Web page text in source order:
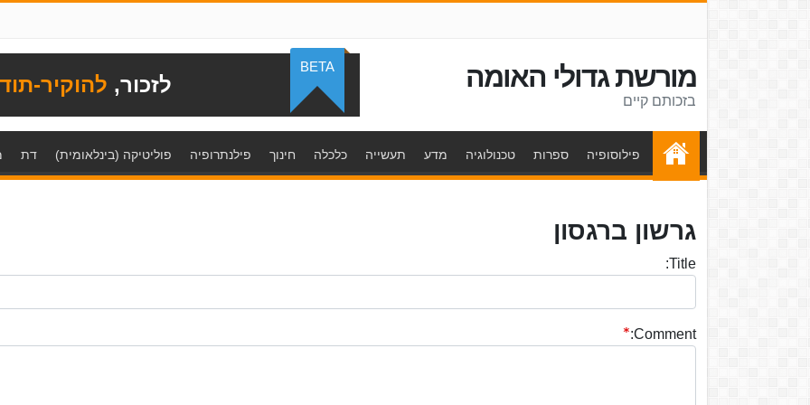
מורשת גדולי האומה
בזכותם קיים
לזכור, להוקיר-
BETA
פילוסופיה ספרות טכנולוגיה מדע תעשייה כלכלה חינוך פילנתרופיה פוליטיקה (בינלאומית) דת
גרשון ברגסון
Title:
Comment: